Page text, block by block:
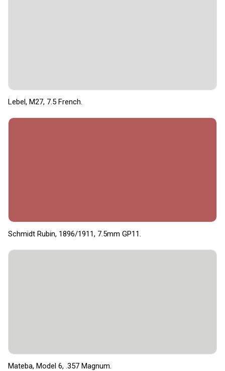
Lebel, M27, 7.5 French.
Schmidt Rubin, 1896/1911, 7.5mm GP11.
Mateba, Model 6, .357 Magnum.